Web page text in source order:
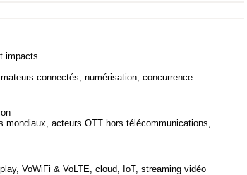
impacts
connectés, numérisation, concurrence
mondiaux, acteurs OTT hors télécommunications,
VoWiFi & VoLTE, cloud, IoT, streaming vidéo